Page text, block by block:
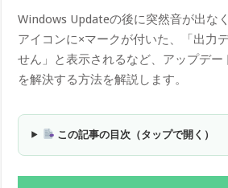
Windows Updateの後に突然音が出な
アイコンに×マークが付いた、「出力
せん」と表示されるなど、アップデ
を解決する方法を解説します。
この記事の目次（タップで開く）